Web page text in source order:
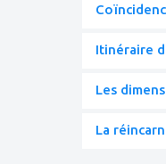
Itinéraire
Les
La